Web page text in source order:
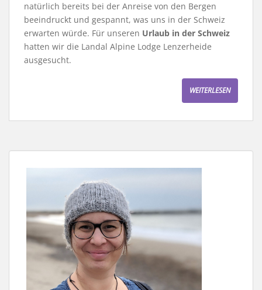
natürlich bereits bei der Anreise von den Bergen
beeindruckt und gespannt, was uns in der Schweiz
erwarten würde. Für unseren Urlaub in der Schweiz
hatten wir die Landal Alpine Lodge Lenzerheide
ausgesucht.
WEITERLESEN